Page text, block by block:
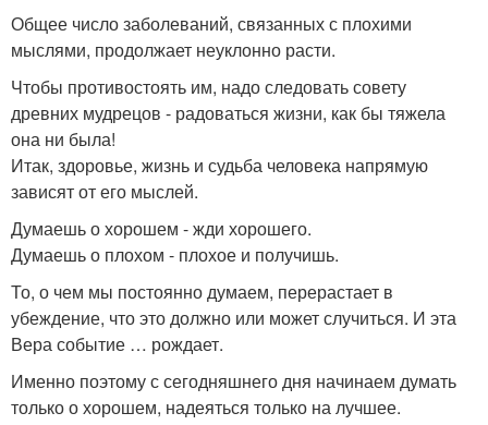
Общее число заболеваний, связанных с плохими
мыслями, продолжает неуклонно расти.
Чтобы противостоять им, надо следовать совету
древних мудрецов - радоваться жизни, как бы тяжела
она ни была!
Итак, здоровье, жизнь и судьба человека напрямую
зависят от его мыслей.
Думаешь о хорошем - жди хорошего.
Думаешь о плохом - плохое и получишь.
То, о чем мы постоянно думаем, перерастает в
убеждение, что это должно или может случиться. И эта
Вера событие … рождает.
Именно поэтому с сегодняшнего дня начинаем думать
только о хорошем, надеяться только на лучшее.